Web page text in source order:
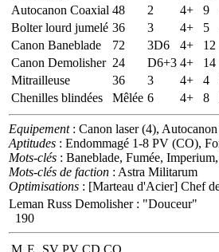
Autocanon Coaxial 48 2 4+ 9
Bolter lourd jumelé 36 3 4+ 5
Canon Baneblade
72 3D6 4+ 12
Canon Demolisher 24 D6+3 4+ 14
Mitrailleuse
36 3 4+ 4
Chenilles blindées
Mêlée 6 4+ 8
Equipement: Canon laser (4),
Aptitudes : Endommagé 1-8 PV (CO),
Mots-clés : Baneblade, Fumée,
Mots-clés de faction : Astra Militarum
Optimisations : [Marteau d'Acier] Chef
Leman Russ Demolisher : "Douceur"
190
M E SV PV CD CO